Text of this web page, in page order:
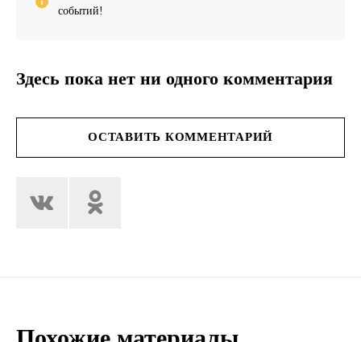
событий!
Здесь пока нет ни одного комментария
ОСТАВИТЬ КОММЕНТАРИЙ